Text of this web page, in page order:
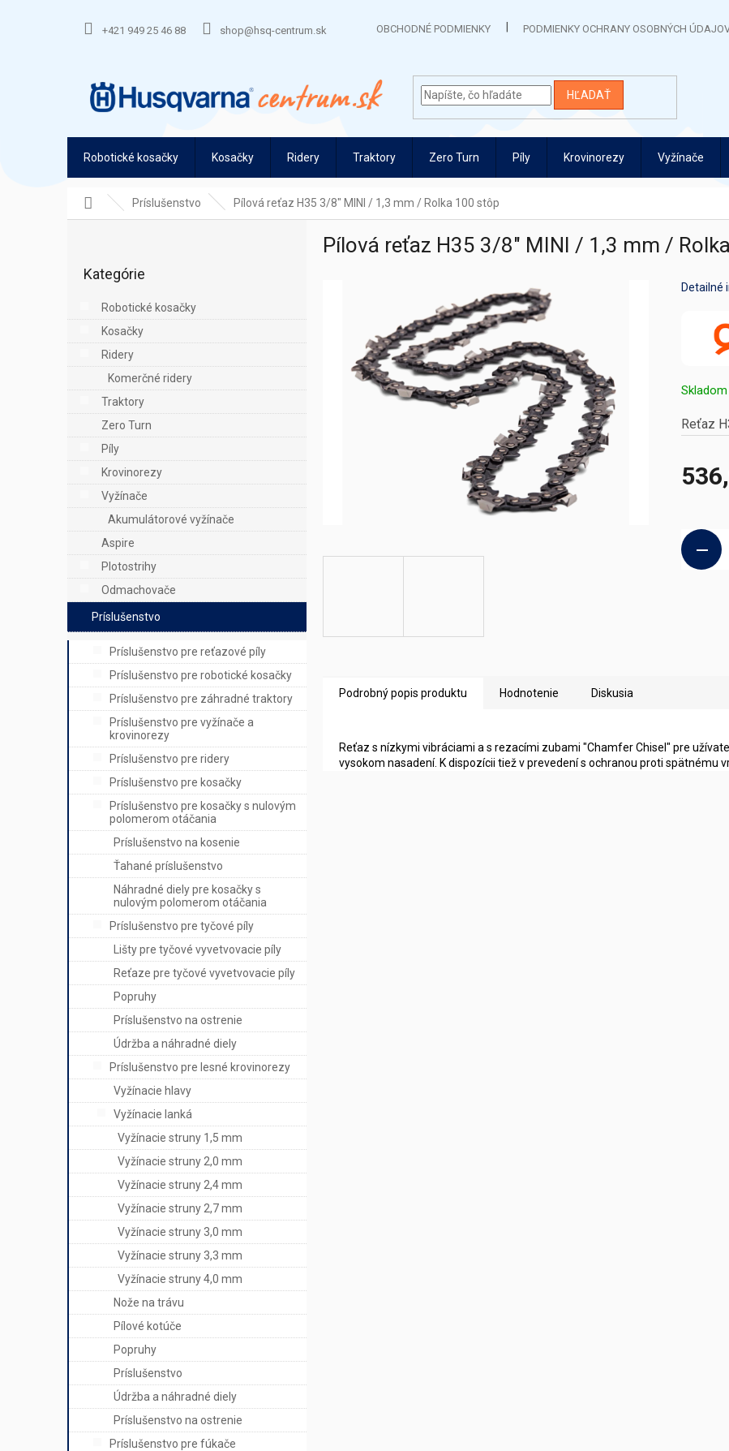
+421 949 25 46 88 shop@hsq-centrum.sk OBCHODNÉ PODMIENKY PODMIENKY OCHRANY OSOBNÝCH ÚDAJOV
HĽADAŤ
Robotické kosačky Kosačky Ridery Traktory Zero Turn Píly Krovinorezy Vyžínače
DomovPríslušenstvo Pílová reťaz H35 3/8" MINI / 1,3 mm / Rolka 100 stôp
p
e
l
kategórie
Kategórie
Robotické kosačky
Kosačky
Ridery
Komerčné ridery
Traktory
Zero Turn
Píly
Krovinorezy
Vyžínače
Akumulátorové vyžínače
Aspire
Plotostrihy
Odmachovače
Príslušenstvo
Príslušenstvo pre reťazové píly
Príslušenstvo pre robotické kosačky
Príslušenstvo pre záhradné traktory
Príslušenstvo pre vyžínače a
krovinorezy
Príslušenstvo pre ridery
Príslušenstvo pre kosačky
Príslušenstvo pre kosačky s nulovým
polomerom otáčania
Príslušenstvo na kosenie
Ťahané príslušenstvo
Náhradné diely pre kosačky s
nulovým polomerom otáčania
Príslušenstvo pre tyčové píly
Lišty pre tyčové vyvetvovacie píly
Reťaze pre tyčové vyvetvovacie píly
Popruhy
Príslušenstvo na ostrenie
Údržba a náhradné diely
Príslušenstvo pre lesné krovinorezy
Vyžínacie hlavy
Vyžínacie lanká
Vyžínacie struny 1,5 mm
Vyžínacie struny 2,0 mm
Vyžínacie struny 2,4 mm
Vyžínacie struny 2,7 mm
Vyžínacie struny 3,0 mm
Vyžínacie struny 3,3 mm
Vyžínacie struny 4,0 mm
Nože na trávu
Pílové kotúče
Popruhy
Príslušenstvo
Údržba a náhradné diely
Príslušenstvo na ostrenie
Príslušenstvo pre fúkače
Pílová reťaz H35 3/8" MINI / 1,3 mm /
Skladom
Reťaz
Detailné
Podrobný popis produktu Hodnotenie Diskusia
Reťaz s nízkymi vibráciami a s rezacími zubami "Chamfer Chisel" pre
vysokom nasadení. K dispozícii tiež v prevedení s ochranou proti spätnému